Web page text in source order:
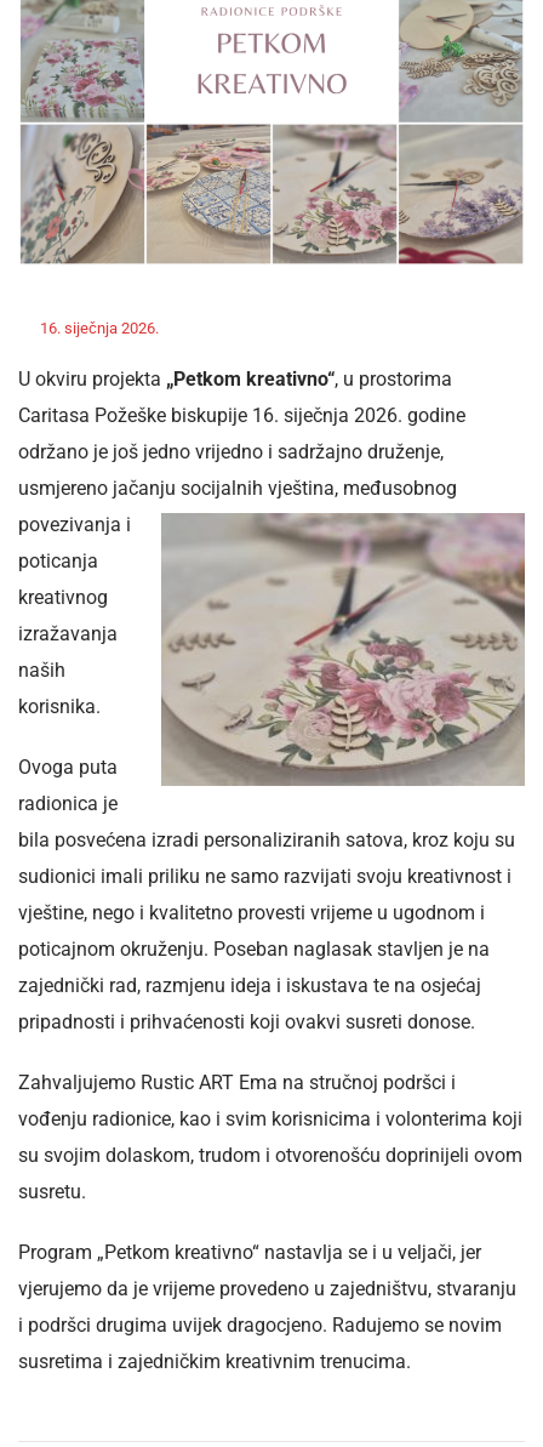
16. siječnja 2026.
U okviru projekta „Petkom kreativno“, u prostorima
Caritasa Požeške biskupije 16. siječnja 2026. godine
održano je još jedno vrijedno i sadržajno druženje,
usmjereno jačanju socijalnih vještina, međusobnog
povezivanja i
poticanja
kreativnog
izražavanja
naših
korisnika.
Ovoga puta
radionica je
bila posvećena izradi personaliziranih satova, kroz koju su
sudionici imali priliku ne samo razvijati svoju kreativnost i
vještine, nego i kvalitetno provesti vrijeme u ugodnom i
poticajnom okruženju. Poseban naglasak stavljen je na
zajednički rad, razmjenu ideja i iskustava te na osjećaj
pripadnosti i prihvaćenosti koji ovakvi susreti donose.
Zahvaljujemo Rustic ART Ema na stručnoj podršci i
vođenju radionice, kao i svim korisnicima i volonterima koji
su svojim dolaskom, trudom i otvorenošću doprinijeli ovom
susretu.
Program „Petkom kreativno“ nastavlja se i u veljači, jer
vjerujemo da je vrijeme provedeno u zajedništvu, stvaranju
i podršci drugima uvijek dragocjeno. Radujemo se novim
susretima i zajedničkim kreativnim trenucima.